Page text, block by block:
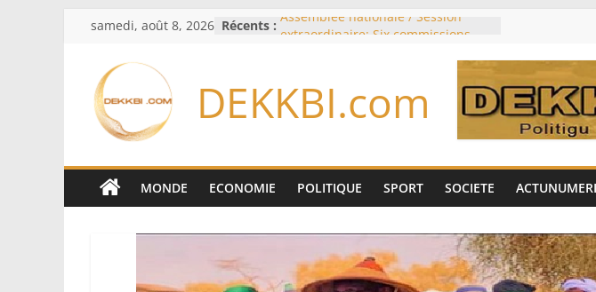
Passer
contenu
samedi, août 8, 2026 Récents : Assemblée nationale / Session
d’enquête à l’ordre du jour ce lundi
de la Espriella
Bénin: Patrice Talon élu président
Moyen-Orient: l’Arabie saoudite, le
Pakistan et la Turquie signent un
accord de défense
exportations de cuivre et de cobalt
concentrés pour valoriser sa
production
DEKKBI.com
MONDE ECONOMIE POLITIQUE SPORT SOCIETE